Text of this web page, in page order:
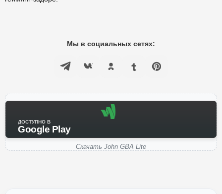
Мы в социальных сетях:
ДОСТУПНО В
Google Play
Скачать John GBA Lite